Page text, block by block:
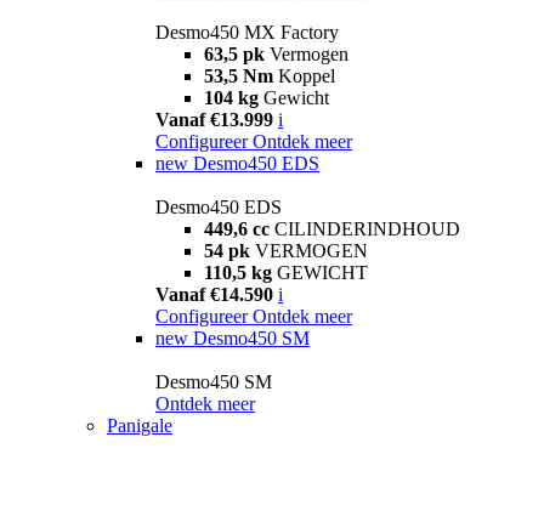
Desmo450 MX Factory
63,5 pk Vermogen
53,5 Nm Koppel
104 kg Gewicht
Vanaf €13.999 i
Configureer Ontdek meer
new Desmo450 EDS
Desmo450 EDS
449,6 cc CILINDERINDHOUD
54 pk VERMOGEN
110,5 kg GEWICHT
Vanaf €14.590 i
Configureer Ontdek meer
new Desmo450 SM
Desmo450 SM
Ontdek meer
Panigale